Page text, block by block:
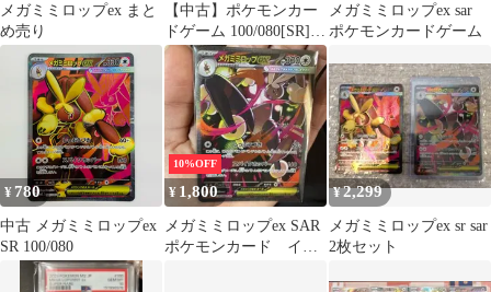
メガミミロップex まと
め売り
【中古】ポケモンカー
ドゲーム 100/080[SR]：
メガミミロップex
メガミミロップex sar
ポケモンカードゲーム
¥ 780
中古 メガミミロップex
SR 100/080
10%OFF
¥ 1,800
メガミミロップex SAR
ポケモンカード イン
¥2,299
メガミミロップex sr sar
2枚セット